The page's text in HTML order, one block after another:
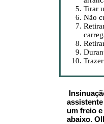
Tirar
Não
um freio
abaixo.